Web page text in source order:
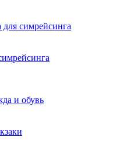
симрейсинга
и обувь